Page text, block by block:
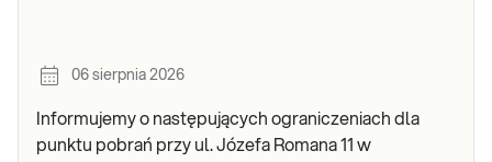
06 sierpnia 2026
Informujemy o następujących ograniczeniach dla
punktu pobrań przy ul. Józefa Romana 11 w